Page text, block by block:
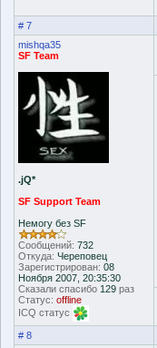
# 7
mishqa35
SF Team
.jQ*
SF Support Team
Немогу без SF
Сообщений: 732
Откуда: Череповец
Зарегистрирован: 08
Ноября 2007, 20:35:30
Сказали спасибо 129 раз
Статус: offline
ICQ статус
# 8